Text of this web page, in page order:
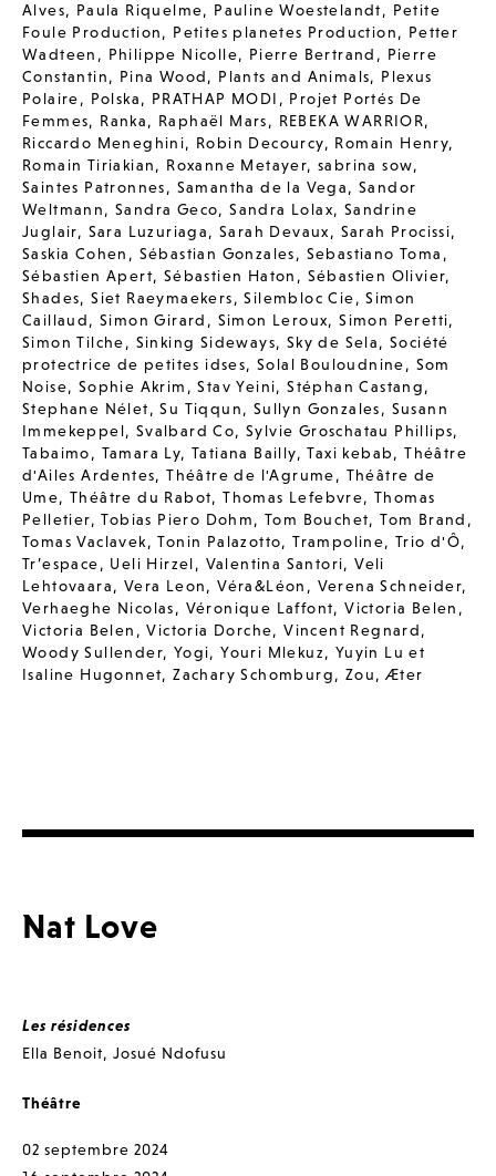
Alves, Paula Riquelme, Pauline Woestelandt, Petite
Foule Production, Petites planetes Production, Petter
Wadteen , Philippe Nicolle, Pierre Bertrand , Pierre
Constantin, Pina Wood, Plants and Animals, Plexus
Polaire, Polska, PRATHAP MODI , Projet Portés De
Femmes, Ranka, Raphaël Mars, REBEKA WARRIOR,
Riccardo Meneghini, Robin Decourcy, Romain Henry,
Romain Tiriakian, Roxanne Metayer,sabrina sow,
Saintes Patronnes, Samantha de la Vega,Sandor
Weltmann,Sandra Geco,Sandra Lolax, Sandrine
Juglair, Sara Luzuriaga,Sarah Devaux, Sarah Procissi,
Saskia Cohen , Sébastian Gonzales, Sebastiano Toma ,
Sébastien Apert, Sébastien Haton , Sébastien Olivier,
Shades,Siet Raeymaekers,Silembloc Cie,Simon
Caillaud,Simon Girard , Simon Leroux,Simon Peretti,
Simon Tilche, Sinking Sideways, Sky de Sela,Société
protectrice de petites idses,Solal Bouloudnine, Som
Noise, Sophie Akrim ,Stav Yeini,Stéphan Castang,
Stephane Nélet,Su Tiqqun, Sullyn Gonzales, Susann
Immekeppel, Svalbard Co,Sylvie Groschatau Phillips,
Tabaimo, Tamara Ly,Tatiana Bailly,Taxi kebab,Théâtre
d'Ailes Ardentes,Théâtre de l'Agrume, Théâtre de
Ume,Théâtre du Rabot,Thomas Lefebvre,Thomas
Pelletier,Tobias Piero Dohm,Tom Bouchet,Tom Brand ,
Tomas Vaclavek,Tonin Palazotto,Trampoline,Trio d'Ô,
Tr’espace, Ueli Hirzel, Valentina Santori,Veli
Lehtovaara, Vera Leon,Véra&Léon , Verena Schneider,
Verhaeghe Nicolas, Véronique Laffont,Victoria Belen ,
Victoria Belen ,Victoria Dorche,Vincent Regnard,
Woody Sullender, Yogi,Youri Mlekuz, Yuyin Lu et
Isaline Hugonnet,Zachary Schomburg, Zou, Æter
Nat Love
Les résidences
Ella Benoit, Josué Ndofusu
Théâtre
02 septembre 2024